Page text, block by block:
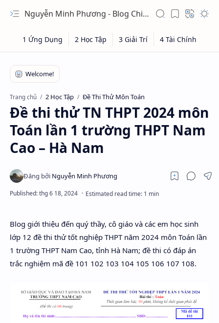
Nguyễn Minh Phương - Blog Chia sẻ Kiến thức Chứng khoán & Tài liệu Toán học
Hidden Menu
Hidden Menu
Trang chủ 2 Học Tập Đề Thi Thử Môn Toán
Đề thi thử TN THPT 2024 môn
Toán lần 1 trường THPT Nam
Cao – Hà Nam
Blog giới thiệu đến quý thầy, cô giáo và các em học sinh
lớp 12 đề thi thử tốt nghiệp THPT năm 2024 môn Toán lần
1 trường THPT Nam Cao, tỉnh Hà Nam; đề thi có đáp án
trắc nghiệm mã đề 101 102 103 104 105 106 107 108.